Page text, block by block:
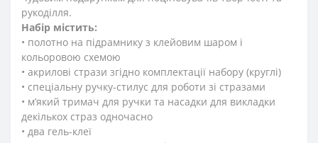
рукоділля.
Набір містить:
• полотно на підрамнику з клейовим шаром і
кольоровою схемою
• акрилові стрази згідно комплектації набору (круглі)
• спеціальну ручку-стилус для роботи зі стразами
• м’який тримач для ручки та насадки для викладки
декількох страз одночасно
• два гель-клеї